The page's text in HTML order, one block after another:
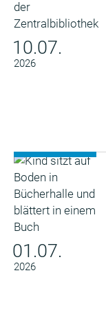
10.07.
2026
01.07.
2026